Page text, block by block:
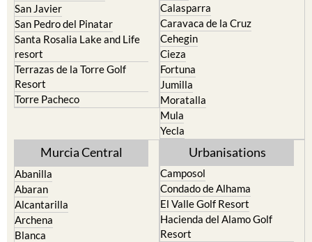
San Javier
San Pedro del Pinatar
Santa Rosalia Lake and Life
resort
Terrazas de la Torre Golf
Resort
Torre Pacheco
Calasparra
Caravaca de la Cruz
Cehegin
Cieza
Fortuna
Jumilla
Moratalla
Mula
Yecla
Murcia Central
Abanilla
Abaran
Alcantarilla
Archena
Blanca
Urbanisations
Camposol
Condado de Alhama
El Valle Golf Resort
Hacienda del Alamo Golf
Resort